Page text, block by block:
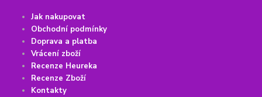
Jak nakupovat
Obchodní podmínky
Doprava a platba
Vrácení zboží
Recenze Heureka
Recenze Zboží
Kontakty